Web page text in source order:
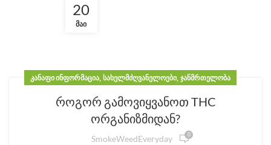
20
ᲛᲐᲘ
ᲙᲐᲜᲐᲤᲘ ᲘᲜᲤᲝᲠᲛᲐᲪᲘᲐ, ᲡᲐᲮᲔᲚᲛᲫᲦᲕᲐᲜᲔᲚᲝᲔᲑᲘ, ᲯᲐᲜᲛᲠᲗᲔᲚᲝᲑᲐ
როგორ გამოვიყვანოთ THC
ორგანიზმიდან?
SmokeWeedEveryday 0